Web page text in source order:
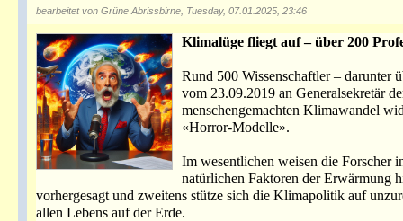
bearbeitet von Grüne Abrissbirne, Tuesday, 07.01.2025, 23:46
Klimalüge fliegt auf – über 200
Rund 500 Wissenschaftler – darunter
vom 23.09.2019 an Generalsekretär
menschengemachten Klimawandel
«Horror-Modelle».
Im wesentlichen weisen die Forscher
natürlichen Faktoren der Erwärmung
vorhergesagt und zweitens stütze sich die Klimapolitik auf
allen Lebens auf der Erde.